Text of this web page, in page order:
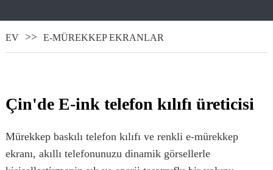
EV E-MÜREKKEP EKRANLAR
Çin'de E-ink telefon kılıfı üreticisi
Mürekkep baskılı telefon kılıfı ve renkli e-mürekkep
ekranı, akıllı telefonunuzu dinamik görsellerle